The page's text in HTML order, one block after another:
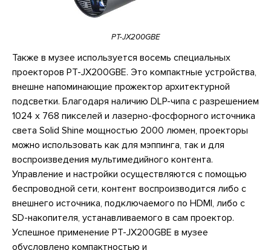
PT-JX200GBE
Также в музее используется восемь специальных
проекторов PT-JX200GBE. Это компактные устройства,
внешне напоминающие прожектор архитектурной
подсветки. Благодаря наличию DLP-чипа с разрешением
1024 х 768 пикселей и лазерно-фосфорного источника
света Solid Shine мощностью 2000 люмен, проекторы
можно использовать как для мэппинга, так и для
воспроизведения мультимедийного контента.
Управление и настройки осуществляются с помощью
беспроводной сети, контент воспроизводится либо с
внешнего источника, подключаемого по HDMI, либо с
SD-накопителя, устанавливаемого в сам проектор.
Успешное применение PT-JX200GBE в музее
обусловлено компактностью и